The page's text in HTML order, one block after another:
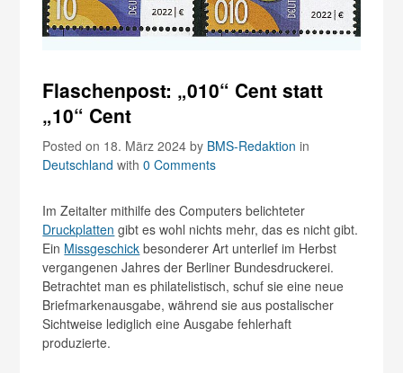
Flaschenpost: „010“ Cent statt
„10“ Cent
Posted on 18. März 2024by BMS-Redaktion in
Deutschland with0 Comments
Im Zeitalter mithilfe des Computers belichteter
Druckplatten gibt es wohl nichts mehr, das es nicht gibt.
Ein Missgeschick besonderer Art unterlief im Herbst
vergangenen Jahres der Berliner Bundesdruckerei.
Betrachtet man es philatelistisch, schuf sie eine neue
Briefmarkenausgabe, während sie aus postalischer
Sichtweise lediglich eine Ausgabe fehlerhaft
produzierte.